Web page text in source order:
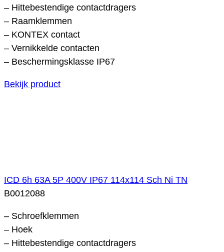
– Hittebestendige contactdragers
– Raamklemmen
– KONTEX contact
– Vernikkelde contacten
– Beschermingsklasse IP67
Bekijk product
ICD 6h 63A 5P 400V IP67 114x114 Sch Ni TN
B0012088
– Schroefklemmen
– Hoek
– Hittebestendige contactdragers